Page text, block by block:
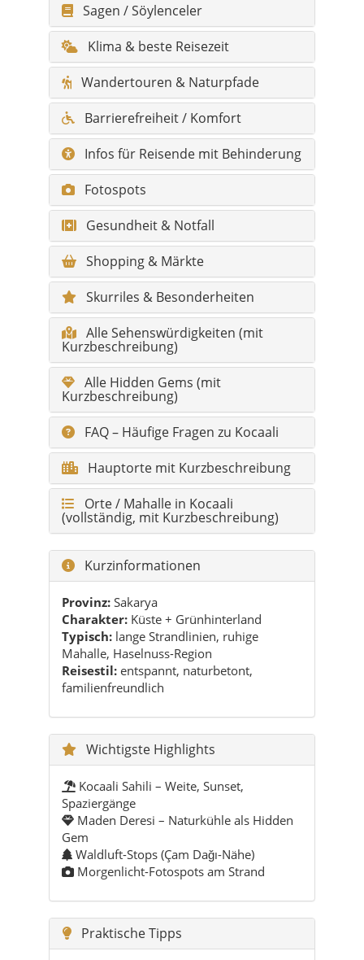
Sagen / Söylenceler
Klima & beste Reisezeit
Wandertouren & Naturpfade
Barrierefreiheit / Komfort
Infos für Reisende mit Behinderung
Fotospots
Gesundheit & Notfall
Shopping & Märkte
Skurriles & Besonderheiten
Alle Sehenswürdigkeiten (mit
Kurzbeschreibung)
Alle Hidden Gems (mit
Kurzbeschreibung)
FAQ – Häufige Fragen zu Kocaali
Hauptorte mit Kurzbeschreibung
Orte / Mahalle in Kocaali
(vollständig, mit Kurzbeschreibung)
Kurzinformationen
Provinz: Sakarya
Charakter: Küste + Grünhinterland
Typisch: lange Strandlinien, ruhige
Mahalle, Haselnuss-Region
Reisestil: entspannt, naturbetont,
familienfreundlich
Wichtigste Highlights
Kocaali Sahili – Weite, Sunset,
Spaziergänge
Maden Deresi – Naturkühle als Hidden
Gem
Waldluft-Stops (Çam Dağı-Nähe)
Morgenlicht-Fotospots am Strand
Praktische Tipps